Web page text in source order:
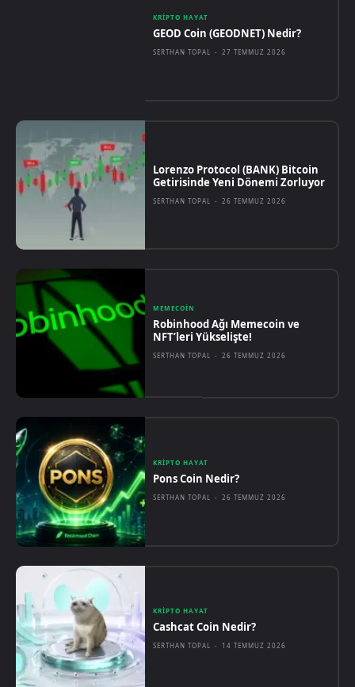
KRIPTO HAYAT
GEOD Coin (GEODNET) Nedir?
SERTHAN TOPAL - 27 TEMMUZ 2026
Lorenzo Protocol (BANK) Bitcoin
Getirisinde Yeni Dönemi Zorluyor
SERTHAN TOPAL - 26 TEMMUZ 2026
MEMECOIN
Robinhood Ağı Memecoin ve
NFT’leri Yükselişte!
SERTHAN TOPAL - 26 TEMMUZ 2026
KRIPTO HAYAT
Pons Coin Nedir?
SERTHAN TOPAL - 26 TEMMUZ 2026
KRIPTO HAYAT
Cashcat Coin Nedir?
SERTHAN TOPAL - 14 TEMMUZ 2026